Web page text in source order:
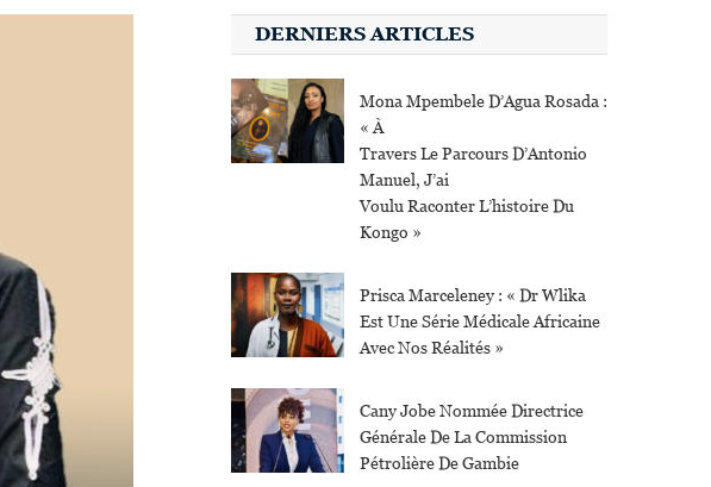
DERNIERS ARTICLES
Mona Mpembele D’Agua Rosada :
« À
Travers Le Parcours D’Antonio
Manuel, J’ai
Voulu Raconter L’histoire Du
Kongo »
Prisca Marceleney : « Dr Wlika
Est Une Série Médicale Africaine
Avec Nos Réalités »
Cany Jobe Nommée Directrice
Générale De La Commission
Pétrolière De Gambie